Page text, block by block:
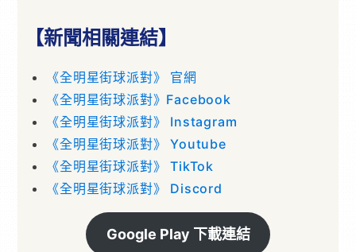
【新聞相關連結】
《全明星街球派對》 官網
《全明星街球派對》Facebook
《全明星街球派對》 Instagram
《全明星街球派對》 Youtube
《全明星街球派對》 TikTok
《全明星街球派對》 Discord
Google Play 下載連結